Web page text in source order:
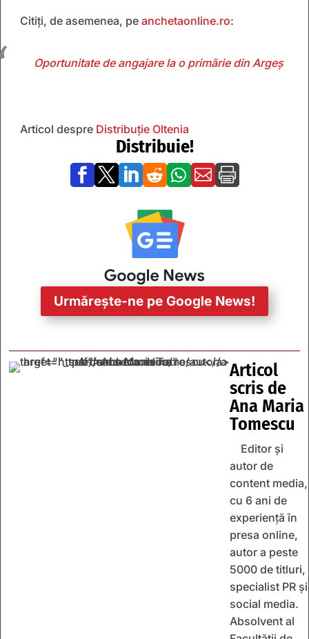
Citiți, de asemenea, pe anchetaonline.ro:
Oportunitate de angajare la o primărie din Argeș
Articol despre Distribuție Oltenia
Distribuie!
      
Urmărește-ne pe Google News!
Articol
scris de
Ana Maria
Tomescu
Editor și
autor de
content media,
cu 6 ani de
experiență în
presa online,
autor a peste
5000 de titluri,
specialist PR și
social media.
Absolvent al